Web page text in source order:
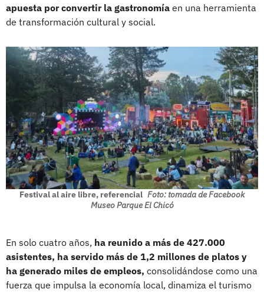
apuesta por convertir la gastronomía en una herramienta
de transformación cultural y social.
Festival al aire libre, referencial Foto: tomada de Facebook
Museo Parque El Chicó
En solo cuatro años, ha reunido a más de 427.000
asistentes, ha servido más de 1,2 millones de platos y
ha generado miles de empleos, consolidándose como una
fuerza que impulsa la economía local, dinamiza el turismo